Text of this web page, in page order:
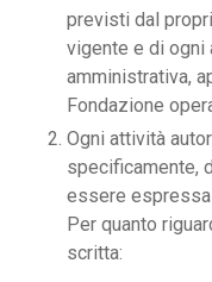
previsti dal
vigente e di ogni
amministrativa,
Fondazione
Ogni attività
specificamente,
essere
Per quanto
scritta: